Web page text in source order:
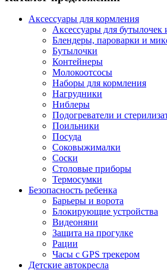
Аксессуары для кормления
Аксессуары для бутылочек
Блендеры, пароварки и
Бутылочки
Контейнеры
Молокоотсосы
Наборы для кормления
Нагрудники
Ниблеры
Подогреватели и
Поильники
Посуда
Соковыжималки
Соски
Столовые приборы
Термосумки
Безопасность ребенка
Барьеры и ворота
Блокирующие устройства
Видеоняни
Защита на прогулке
Рации
Часы с GPS трекером
Детские автокресла